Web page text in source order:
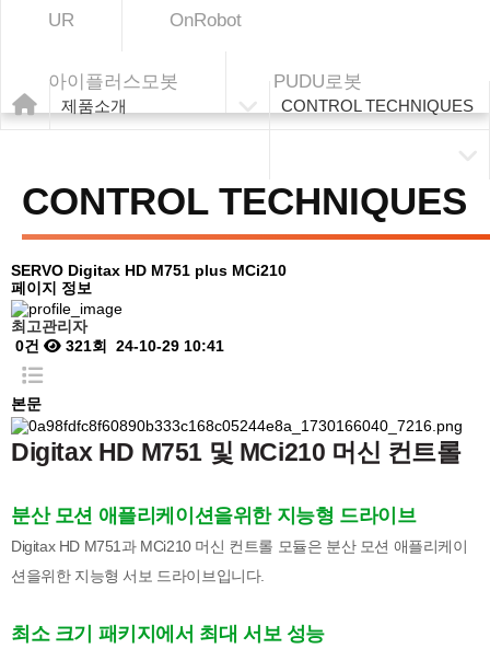
UR OnRobot
아이플러스모봇 PUDU로봇
제품소개 CONTROL TECHNIQUES
CONTROL TECHNIQUES
SERVO Digitax HD M751 plus MCi210
페이지 정보
최고관리자
0건
321회 24-10-29 10:41
본문
Digitax HD M751 및 MCi210 머신 컨트롤
분산 모션 애플리케이션을위한 지능형 드라이브
Digitax HD M751과 MCi210 머신 컨트롤 모듈은 분산 모션 애플리케이
션을위한 지능형 서보 드라이브입니다.
최소 크기 패키지에서 최대 서보 성능